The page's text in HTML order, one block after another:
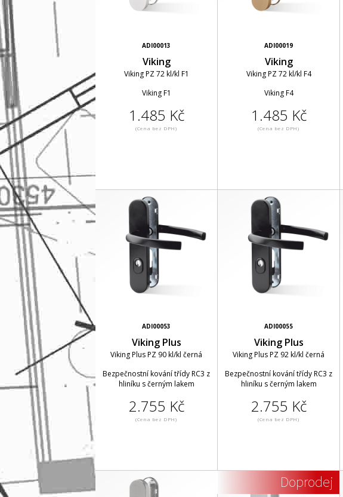
ADI00013
Viking
Viking PZ 72 kl/kl F1
Viking F1
1.485 Kč
(Cena bez DPH)
ADI00019
Viking
Viking PZ 72 kl/kl F4
Viking F4
1.485 Kč
(Cena bez DPH)
ADI00053
Viking Plus
Viking Plus PZ 90 kl/kl černá
Bezpečnostní kování třídy RC3 z
hliníku s černým lakem
2.755 Kč
(Cena bez DPH)
ADI00055
Viking Plus
Viking Plus PZ 92 kl/kl černá
Bezpečnostní kování třídy RC3 z
hliníku s černým lakem
2.755 Kč
(Cena bez DPH)
Doprodej